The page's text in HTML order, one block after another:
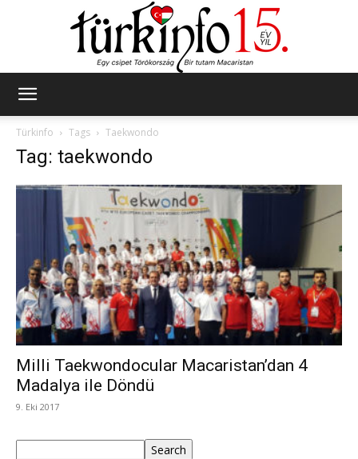
Türkinfo
Tags Taekwondo
Tag: taekwondo
Milli Taekwondocular Macaristan’dan 4
Madalya ile Döndü
9. Eki 2017
Search